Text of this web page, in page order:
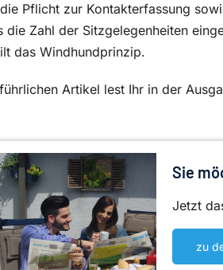
Pflicht zur Kontakterfassung
die Zahl der Sitzgelegenheiten
das Windhundprinzip.
Artikel lest Ihr in der
Sie
Jetzt
zu